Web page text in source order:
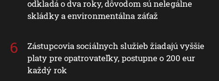
odkladá o dva roky, dôvodom sú nelegálne
skládky a environmentálna záťaž
Zástupcovia sociálnych služieb žiadajú vyššie
platy pre opatrovateľky, postupne o 200 eur
každý rok